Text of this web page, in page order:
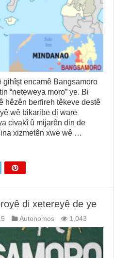
encamê Bangsamoro
“neteweya moro” ye. Bi
hêzên berfireh têkeve destê
wê bikaribe di ware
civakî û mijarên din de
xizmetên xwe wê …
di xetereyê de ye
Autonomos 1,043